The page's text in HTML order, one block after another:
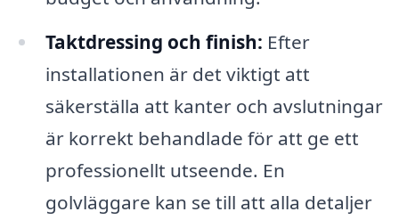
Taktdressing och finish: Efter
installationen är det viktigt att
säkerställa att kanter och avslutningar
är korrekt behandlade för att ge ett
professionellt utseende. En
golvläggare kan se till att alla detaljer